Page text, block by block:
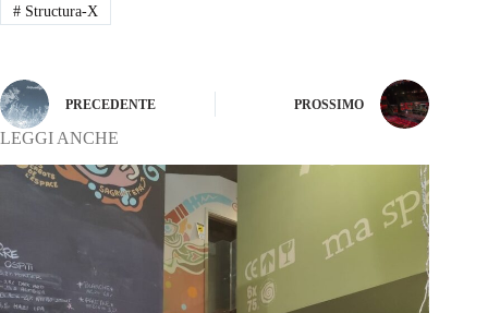
#Structura-X
PRECEDENTE PROSSIMO
LEGGI ANCHE